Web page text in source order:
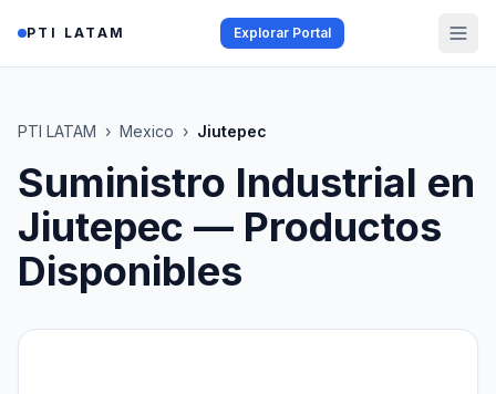
PTI LATAM Explorar Portal
PTI LATAM › Mexico › Jiutepec
Suministro Industrial en
Jiutepec — Productos
Disponibles